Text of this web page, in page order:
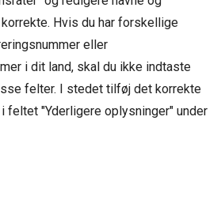
Hvis du har forskellige
eller
i dit land, skal du ikke indtaste
felter. I stedet tilføj det korrekte
feltet "Yderligere oplysninger" under